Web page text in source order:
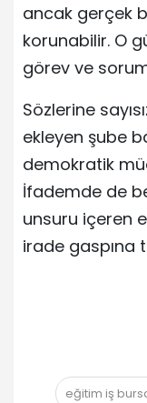
ancak gerçek
korunabilir. O
görev ve
Sözlerine
ekleyen şube
demokratik
İfademde de
unsuru içeren
irade gaspına
eğitim iş